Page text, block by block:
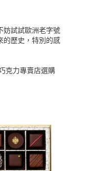
妨試試歐洲老字號
的歷史，特別的感
克力專賣店選購